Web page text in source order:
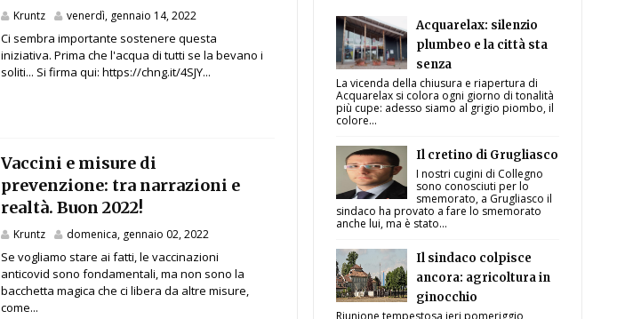
Kruntz venerdì, gennaio 14, 2022
Ci sembra importante sostenere questa
iniziativa. Prima che l'acqua di tutti se la bevano i
soliti... Si firma qui: https://chng.it/4SJY...
Vaccini e misure di
prevenzione: tra narrazioni e
realtà. Buon 2022!
Kruntz domenica, gennaio 02, 2022
Se vogliamo stare ai fatti, le vaccinazioni
anticovid sono fondamentali, ma non sono la
bacchetta magica che ci libera da altre misure,
come...
Acquarelax: silenzio
plumbeo e la città sta
senza
La vicenda della chiusura e riapertura di
Acquarelax si colora ogni giorno di tonalità
più cupe: adesso siamo al grigio piombo, il
colore...
Il cretino di Grugliasco
I nostri cugini di Collegno
sono conosciuti per lo
smemorato, a Grugliasco il
sindaco ha provato a fare lo smemorato
anche lui, ma è stato...
Il sindaco colpisce
ancora: agricoltura in
ginocchio
Riunione tempestosa ieri pomeriggio